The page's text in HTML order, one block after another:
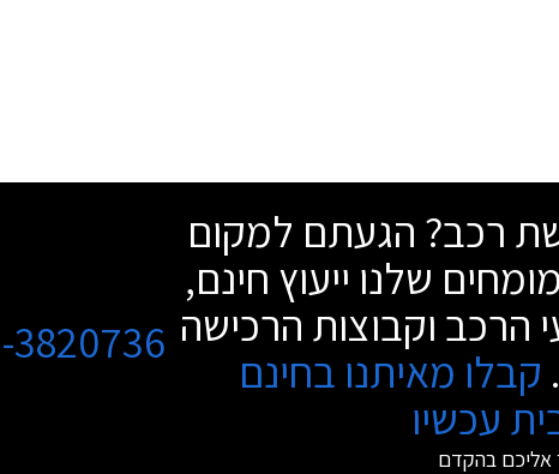
רכב? הגעתם למקום
שלנו ייעוץ חינם,
הרכב וקבוצות הרכישה
קבלו מאיתנו בחינם
עכשיו
אליכם בהקדם
3820736